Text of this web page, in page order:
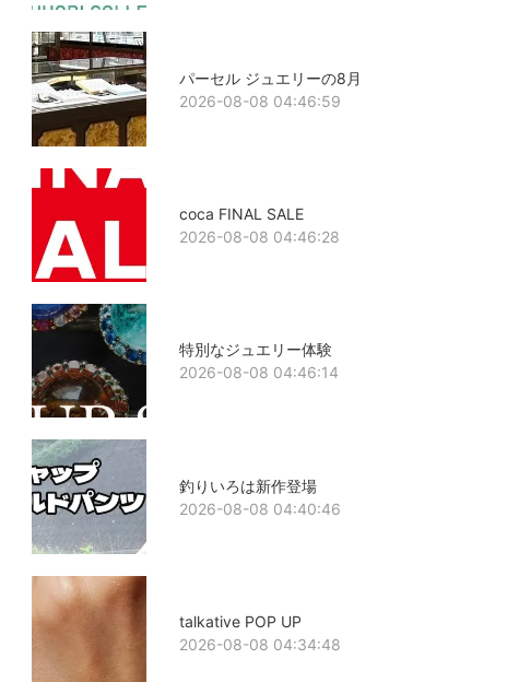
パーセル ジュエリーの8月
2026-08-08 04:46:59
coca FINAL SALE
2026-08-08 04:46:28
特別なジュエリー体験
2026-08-08 04:46:14
釣りいろは新作登場
2026-08-08 04:40:46
talkative POP UP
2026-08-08 04:34:48